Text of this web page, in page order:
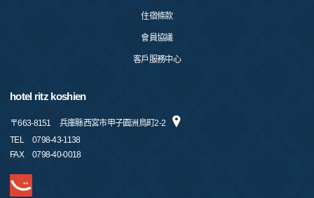
住宿條款
會員協議
客戶服務中心
hotel ritz koshien
〒663-8151
兵庫縣西宮市甲子園洲鳥町2-2
TEL
0798-43-1138
FAX
0798-40-0018